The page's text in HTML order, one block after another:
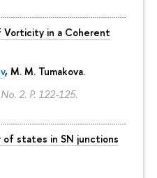
Vorticity in a Coherent
, M. M. Tumakova.
2. P. 122-125.
states in SN junctions